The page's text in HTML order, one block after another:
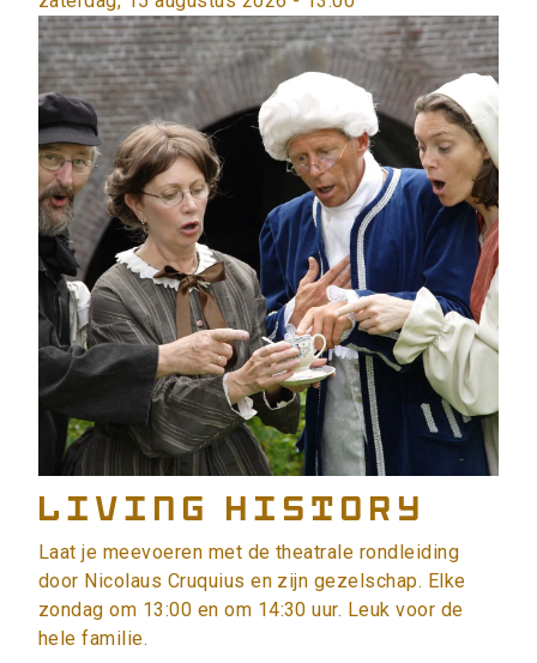
Living History
Laat je meevoeren met de theatrale rondleiding
door Nicolaus Cruquius en zijn gezelschap. Elke
zondag om 13:00 en om 14:30 uur. Leuk voor de
hele familie.